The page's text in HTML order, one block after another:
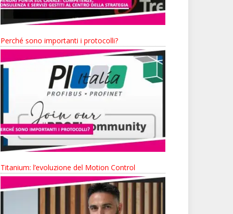
Perché sono importanti i protocolli?
Titanium: l’evoluzione del Motion Control